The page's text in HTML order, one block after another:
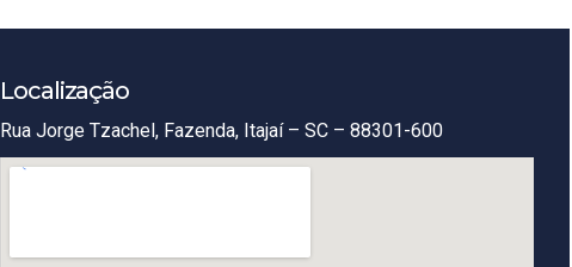
Localização
Rua Jorge Tzachel, Fazenda, Itajaí – SC – 88301-600